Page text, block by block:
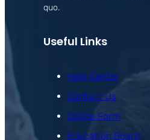
quo.
Useful Links
Help Center
Contact Us
Online Form
Education Board